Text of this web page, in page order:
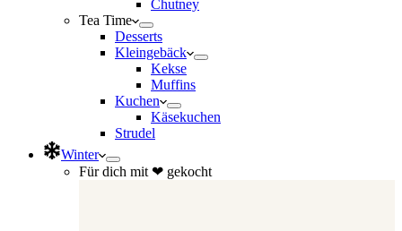
Chutney
Tea Time
Desserts
Kleingebäck
Kekse
Muffins
Kuchen
Käsekuchen
Strudel
Winter
Für dich mit ❤ gekocht